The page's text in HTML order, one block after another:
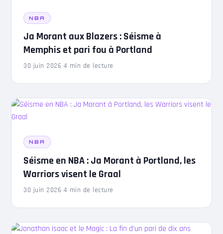
NBA
Ja Morant aux Blazers : Séisme à
Memphis et pari fou à Portland
30 juin 2026·4 min de lecture
NBA
Séisme en NBA : Ja Morant à Portland, les
Warriors visent le Graal
30 juin 2026·4 min de lecture